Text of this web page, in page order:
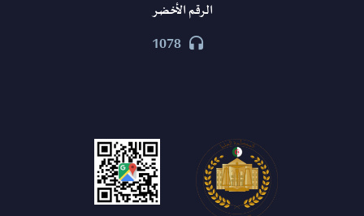
الرقم الأخضر


1078